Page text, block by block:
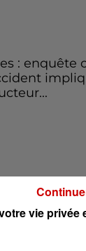
: enquête
vos
Marché
vie privée